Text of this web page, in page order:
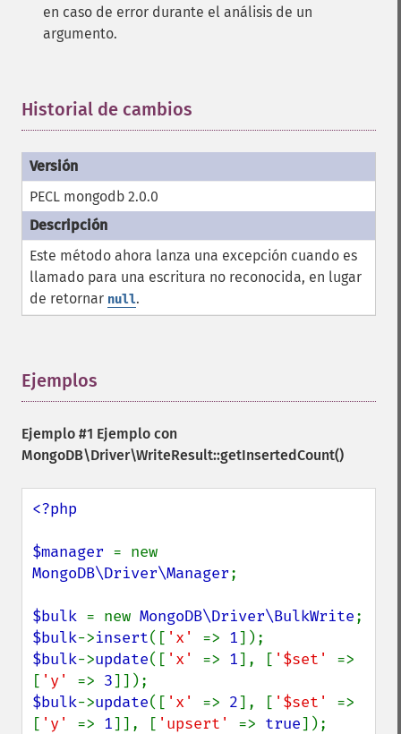
en caso de error durante el análisis de un
argumento.
Historial de cambios
PECL mongodb 2.0.0
Este método ahora lanza una excepción cuando es
llamado para una escritura no reconocida, en lugar
de retornar null.
Ejemplos
Ejemplo #1 Ejemplo con
MongoDB\Driver\WriteResult::getInsertedCount()
<?php
$manager
MongoDB\Driver\Manager;
$bulk = new MongoDB\Driver\BulkWrite
$bulk->insert([ 'x' => 1
$bulk->update([ 'x' => 1], [ '$set' =>
[ 'y' => 3
$bulk->update([ 'x' => 2], [ '$set' =>
[ 'y' => 1]], [ 'upsert' => true